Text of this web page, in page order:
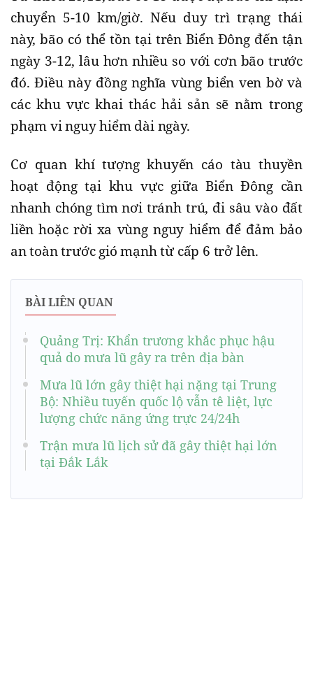
chuyển 5-10 km/giờ. Nếu duy trì trạng thái
này, bão có thể tồn tại trên Biển Đông đến tận
ngày 3-12, lâu hơn nhiều so với cơn bão trước
đó. Điều này đồng nghĩa vùng biển ven bờ và
các khu vực khai thác hải sản sẽ nằm trong
phạm vi nguy hiểm dài ngày.
Cơ quan khí tượng khuyến cáo tàu thuyền
hoạt động tại khu vực giữa Biển Đông cần
nhanh chóng tìm nơi tránh trú, đi sâu vào đất
liền hoặc rời xa vùng nguy hiểm để đảm bảo
an toàn trước gió mạnh từ cấp 6 trở lên.
BÀI LIÊN QUAN
Quảng Trị: Khẩn trương khắc phục hậu
quả do mưa lũ gây ra trên địa bàn
Mưa lũ lớn gây thiệt hại nặng tại Trung
Bộ: Nhiều tuyến quốc lộ vẫn tê liệt, lực
lượng chức năng ứng trực 24/24h
Trận mưa lũ lịch sử đã gây thiệt hại lớn
tại Đắk Lắk